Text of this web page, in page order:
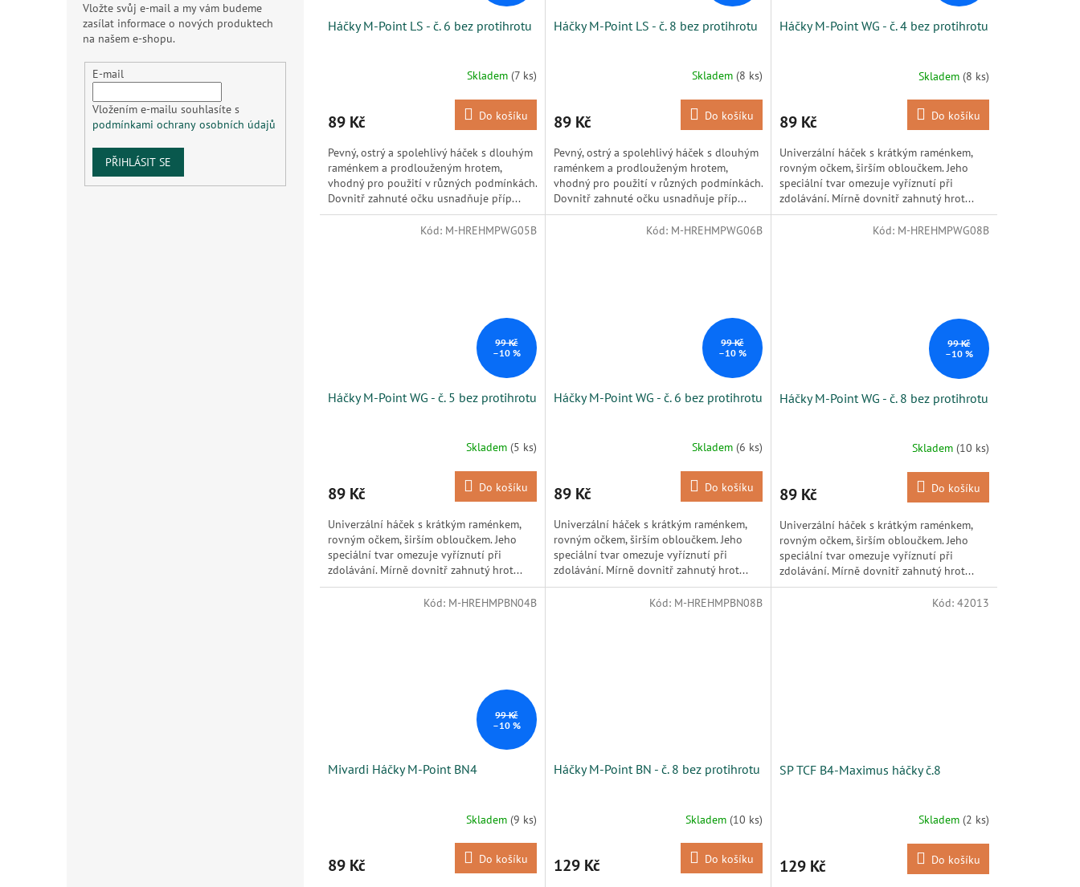
Vložte svůj e-mail a my vám budeme
zasílat informace o nových produktech
na našem e-shopu.
E-mail
Vložením e-mailu souhlasíte s
podmínkami ochrany osobních údajů
PŘIHLÁSIT SE
Háčky M-Point LS - č. 6 bez protihrotu
Skladem (7 ks)
89 Kč Do košíku
Pevný, ostrý a spolehlivý háček s dlouhým
raménkem a prodlouženým hrotem,
vhodný pro použití v různých podmínkách.
Dovnitř zahnuté očku usnadňuje příp...
Háčky M-Point LS - č. 8 bez protihrotu
Skladem (8 ks)
89 Kč Do košíku
Pevný, ostrý a spolehlivý háček s dlouhým
raménkem a prodlouženým hrotem,
vhodný pro použití v různých podmínkách.
Dovnitř zahnuté očku usnadňuje příp...
Háčky M-Point WG - č. 4 bez protihrotu
Skladem (8 ks)
89 Kč Do košíku
Univerzální háček s krátkým raménkem,
rovným očkem, širším obloučkem. Jeho
speciální tvar omezuje vyříznutí při
zdolávání. Mírně dovnitř zahnutý hrot...
99 Kč
–10 %
Háčky M-Point WG - č. 5 bez protihrotu
Skladem (5 ks)
89 Kč Do košíku
Univerzální háček s krátkým raménkem,
rovným očkem, širším obloučkem. Jeho
speciální tvar omezuje vyříznutí při
zdolávání. Mírně dovnitř zahnutý hrot...
Kód: M-HREHMPWG05B
99 Kč
–10 %
Háčky M-Point WG - č. 6 bez protihrotu
Skladem (6 ks)
89 Kč Do košíku
Univerzální háček s krátkým raménkem,
rovným očkem, širším obloučkem. Jeho
speciální tvar omezuje vyříznutí při
zdolávání. Mírně dovnitř zahnutý hrot...
Kód: M-HREHMPWG06B
99 Kč
–10 %
Háčky M-Point WG - č. 8 bez protihrotu
Skladem (10 ks)
89 Kč Do košíku
Univerzální háček s krátkým raménkem,
rovným očkem, širším obloučkem. Jeho
speciální tvar omezuje vyříznutí při
zdolávání. Mírně dovnitř zahnutý hrot...
Kód: M-HREHMPWG08B
99 Kč
–10 %
Mivardi Háčky M-Point BN4
Skladem (9 ks)
89 Kč Do košíku
Kód: M-HREHMPBN04B
Háčky M-Point BN - č. 8 bez protihrotu
Skladem (10 ks)
129 Kč Do košíku
Kód: M-HREHMPBN08B
SP TCF B4-Maximus háčky č.8
Skladem (2 ks)
129 Kč Do košíku
Kód: 42013